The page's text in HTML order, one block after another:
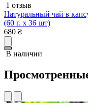
1 отзыв
Натуральный чай в
(60 г. х 36 шт)
680 ₴
В наличии